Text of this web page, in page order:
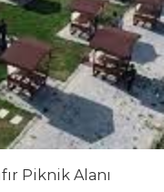
Piknik Alanı